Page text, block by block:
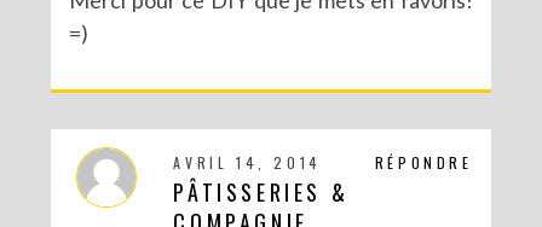
=)
RÉPONDRE
AVRIL 14, 2014
PÂTISSERIES &